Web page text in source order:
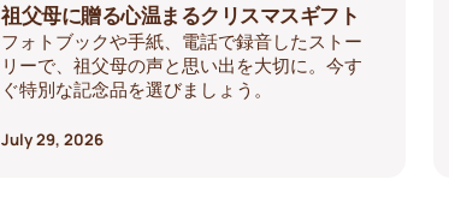
祖父母に贈る心温まるクリスマスギフト
フォトブックや手紙、電話で録音したストー
リーで、祖父母の声と思い出を大切に。今す
ぐ特別な記念品を選びましょう。
July 29, 2026